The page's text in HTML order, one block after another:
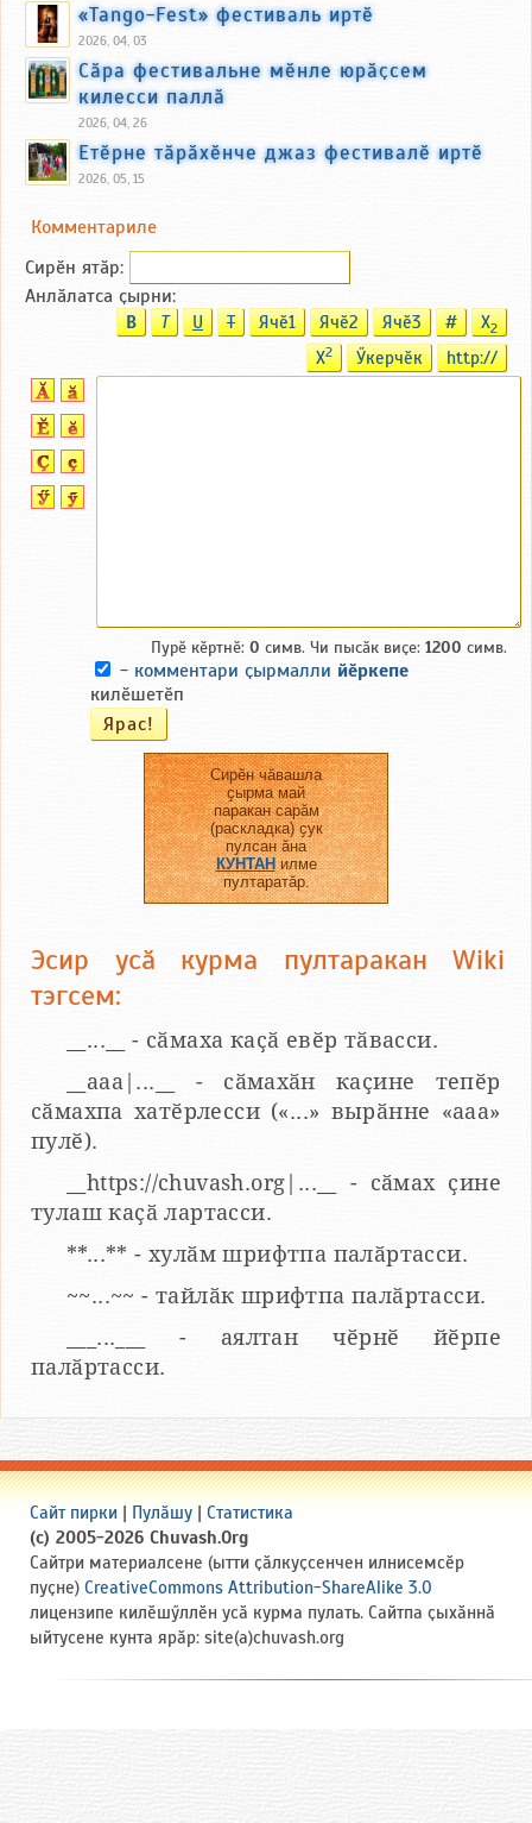
«Tango-Fest» фестиваль иртӗ
2026, 04, 03
Сӑра фестивальне мӗнле юрӑҫсем
килесси паллӑ
2026, 04, 26
Етӗрне тӑрӑхӗнче джаз фестивалӗ иртӗ
2026, 05, 15
Комментариле
Сирӗн ятӑp:
Анлӑлатса ҫырни:
B T U T Ячӗ1 Ячӗ2 Ячӗ3 # X2
X2 Ӳкерчӗк http://
Пурӗ кӗртнӗ: 0 симв. Чи пысӑк виҫе: 1200 симв.
- комментари ҫырмалли йӗркепе
килӗшетӗп
Сирӗн чӑвашла
ҫырма май
паракан сарӑм
(раскладка) ҫук
пулсан ӑна
КУНТАНилме
пултаратӑр.
Эсир усӑ курма пултаракан Wiki
тэгсем:
__...__ - сӑмаха каҫӑ евӗр тӑвасси.
__aaa|...__ - сӑмахӑн каҫине тепӗр
сӑмахпа хатӗрлесси («...» вырӑнне «ааа»
пулӗ).
__https://chuvash.org|...__ - сӑмах ҫине
тулаш каҫӑ лартасси.
**...** - хулӑм шрифтпа палӑртасси.
~~...~~ - тайлӑк шрифтпа палӑртасси.
___...___ - аялтан чӗрнӗ йӗрпе
палӑртасси.
Сайт пирки | Пулӑшу | Статистика
(c) 2005-2026 Chuvash.Org
Сайтри материалсене (ытти ҫӑлкуҫсенчен илнисемсӗр
пуҫне) CreativeCommons Attribution-ShareAlike 3.0
лицензипе килӗшӳллӗн усӑ курма пулать. Сайтпа ҫыхӑннӑ
ыйтусене кунта ярӑр: site(a)chuvash.org